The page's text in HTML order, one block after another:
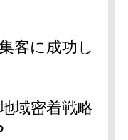
客に成功し
域密着戦略